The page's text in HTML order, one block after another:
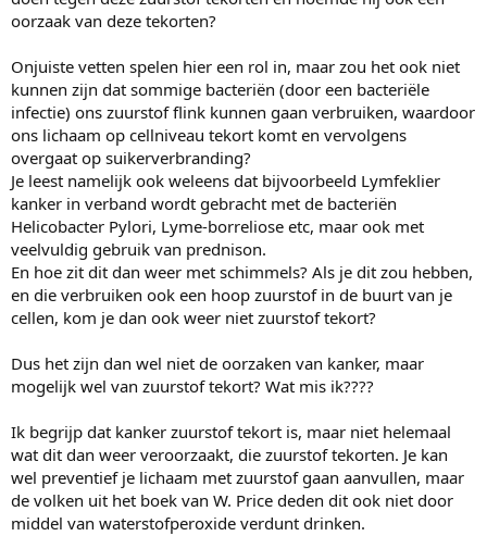
oorzaak van deze tekorten?
Onjuiste vetten spelen hier een rol in, maar zou het ook niet
kunnen zijn dat sommige bacteriën (door een bacteriële
infectie) ons zuurstof flink kunnen gaan verbruiken, waardoor
ons lichaam op cellniveau tekort komt en vervolgens
overgaat op suikerverbranding?
Je leest namelijk ook weleens dat bijvoorbeeld Lymfeklier
kanker in verband wordt gebracht met de bacteriën
Helicobacter Pylori, Lyme-borreliose etc, maar ook met
veelvuldig gebruik van prednison.
En hoe zit dit dan weer met schimmels? Als je dit zou hebben,
en die verbruiken ook een hoop zuurstof in de buurt van je
cellen, kom je dan ook weer niet zuurstof tekort?
Dus het zijn dan wel niet de oorzaken van kanker, maar
mogelijk wel van zuurstof tekort? Wat mis ik????
Ik begrijp dat kanker zuurstof tekort is, maar niet helemaal
wat dit dan weer veroorzaakt, die zuurstof tekorten. Je kan
wel preventief je lichaam met zuurstof gaan aanvullen, maar
de volken uit het boek van W. Price deden dit ook niet door
middel van waterstofperoxide verdunt drinken.